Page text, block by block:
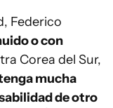
Federico
o con
Corea del Sur,
mucha
de otro